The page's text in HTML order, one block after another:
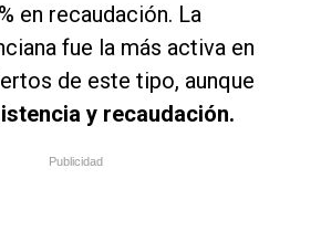
en recaudación. La
fue la más activa en
de este tipo, aunque
y recaudación.
Publicidad